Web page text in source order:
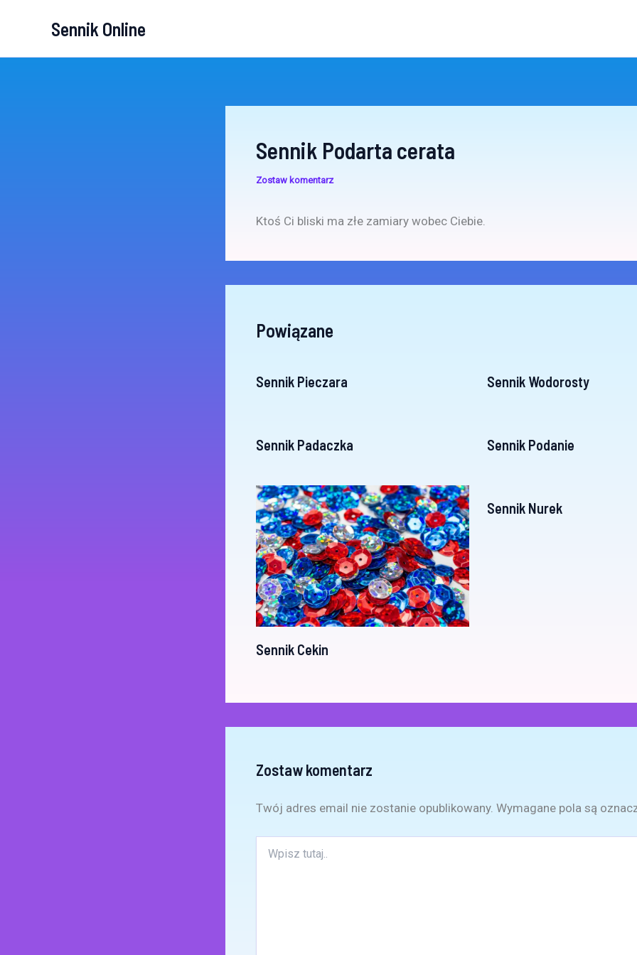
Sennik Online
Sennik Podarta cerata
Zostaw komentarz
Ktoś Ci bliski ma złe zamiary wobec Ciebie.
Powiązane
Sennik Pieczara Sennik Wodorosty
Sennik Padaczka Sennik Podanie
Sennik Cekin
Sennik Nurek
Zostaw komentarz
Twój adres email nie zostanie opublikowany. Wymagane pola są
tutaj..